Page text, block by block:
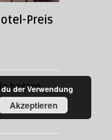
Preis
besten
der Verwendung
Akzeptieren